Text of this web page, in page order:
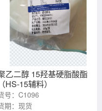
乙二醇 15羟基硬脂酸酯
（HS-15辅料）
号：C1096
期：现货